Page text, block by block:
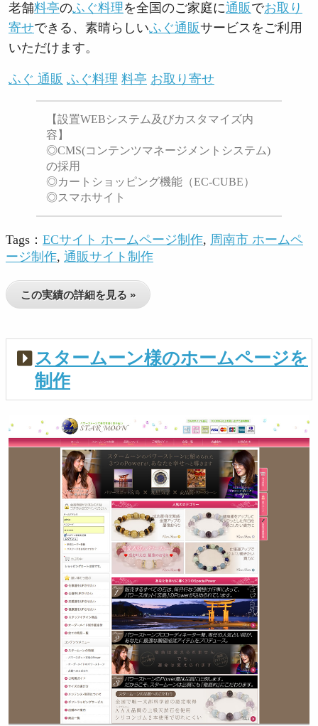
老舗料亭のふぐ料理を全国のご家庭に通販でお取り
寄せできる、素晴らしいふぐ通販サービスをご利用
いただけます。
ふぐ 通販 ふぐ料理 料亭 お取り寄せ
【設置WEBシステム及びカスタマイズ内
容】
◎CMS(コンテンツマネージメントシステム)
の採用
◎カートショッピング機能（EC-CUBE）
◎スマホサイト
Tags： ECサイト ホームページ制作, 周南市 ホームペ
ージ制作, 通販サイト制作
この実績の詳細を見る »
スタームーン様のホームページを
制作